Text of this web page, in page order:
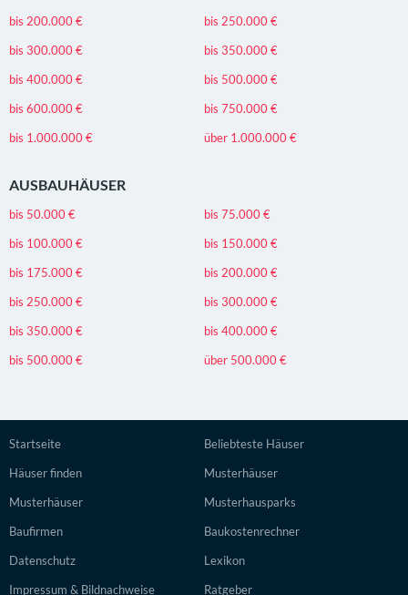
bis 200.000 €
bis 250.000 €
bis 300.000 €
bis 350.000 €
bis 400.000 €
bis 500.000 €
bis 600.000 €
bis 750.000 €
bis 1.000.000 €
über 1.000.000 €
AUSBAUHÄUSER
bis 50.000 €
bis 75.000 €
bis 100.000 €
bis 150.000 €
bis 175.000 €
bis 200.000 €
bis 250.000 €
bis 300.000 €
bis 350.000 €
bis 400.000 €
bis 500.000 €
über 500.000 €
Startseite
Häuser finden
Musterhäuser
Baufirmen
Datenschutz
Impressum & Bildnachweise
Beliebteste Häuser
Musterhäuser
Musterhausparks
Baukostenrechner
Lexikon
Ratgeber